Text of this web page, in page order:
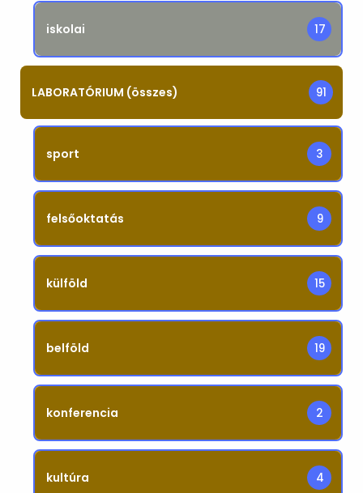
iskolai 17
LABORATÓRIUM (összes) 91
sport 3
felsőoktatás 9
külföld 15
belföld 19
konferencia 2
kultúra 4